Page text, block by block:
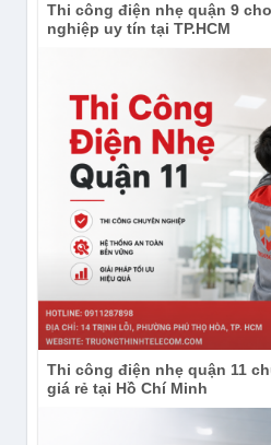
Thi công điện nhẹ quận 9
nghiệp uy tín tại TP.HCM
Thi công điện nhẹ quận 11
giá rẻ tại Hồ Chí Minh